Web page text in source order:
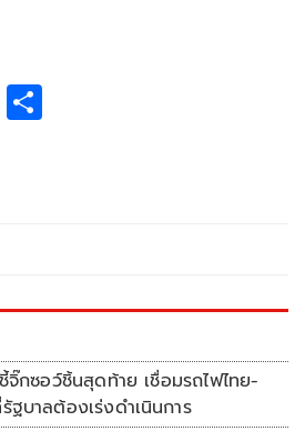
Li
จิ๊กซอว์ชิ้นสุดท้าย เชื่อมรถไฟไทย-
ฐบาลต้องเร่งดำเนินการ